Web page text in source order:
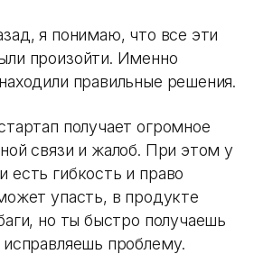
я понимаю, что все эти
произойти. Именно
правильные решения.
получает огромное
связи и жалоб. При этом у
есть гибкость и право
упасть, в продукте
но ты быстро получаешь
проблему.